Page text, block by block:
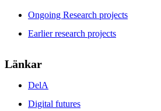
Ongoing Research projects
Earlier research projects
Länkar
DelA
Digital futures